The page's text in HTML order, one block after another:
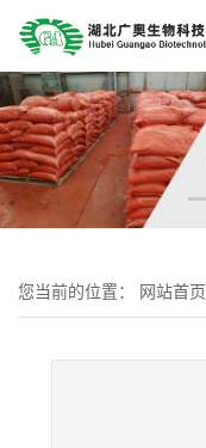
您当前的位置： 网站首页